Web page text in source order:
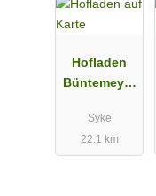
Hofladen
Büntemeyer
Syke
22.1 km